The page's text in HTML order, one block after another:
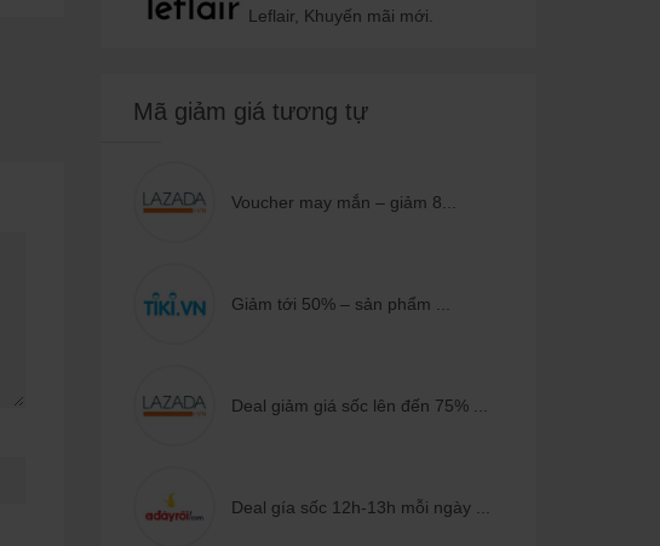
Leflair, Khuyến mãi mới.
Mã giảm giá tương tự
Voucher may mắn – giảm 8...
Giảm tới 50% – sản phẩm ...
Deal giảm giá sốc lên đến 75% ...
Deal gía sốc 12h-13h mỗi ngày ...